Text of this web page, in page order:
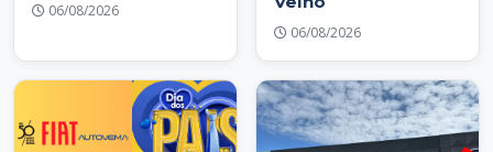
06/08/2026
06/08/2026